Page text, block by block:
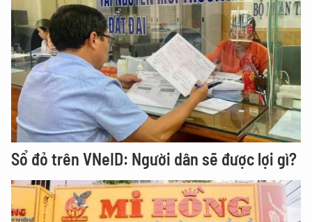
Sổ đỏ trên VNeID: Người dân sẽ được lợi gì?